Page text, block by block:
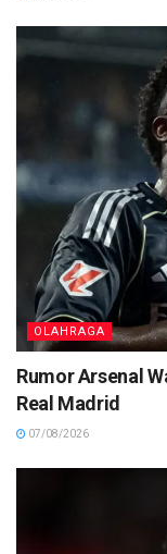
OLAHRAGA
Rumor Arsenal
Real Madrid
07/08/2026